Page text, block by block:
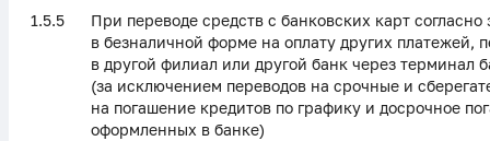
1.5.5
При переводе средств с банковских карт согласно
в безналичной форме на оплату других платежей,
в другой филиал или другой банк через терминал
(за исключением переводов на срочные и
на погашение кредитов по графику и досрочное
оформленных в банке)